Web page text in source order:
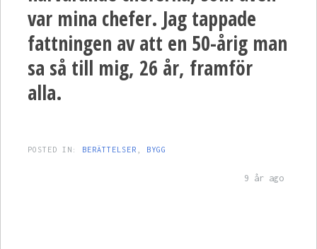
var mina chefer. Jag tappade
fattningen av att en 50-årig man
sa så till mig, 26 år, framför
alla.
POSTED IN: BERÄTTELSER BYGG
9 år ago